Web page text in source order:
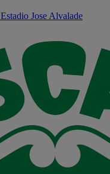
Estadio Jose Alvalade